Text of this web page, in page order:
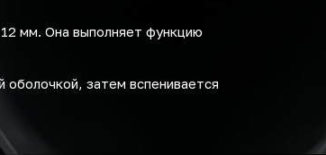
мм. Она выполняет функцию
затем вспенивается